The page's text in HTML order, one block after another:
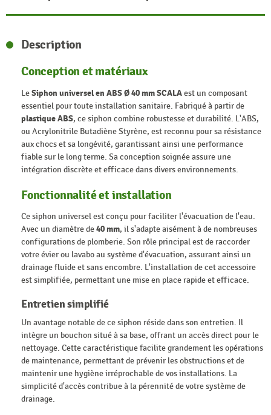
Description
Conception et matériaux
LeSiphon universel en ABS Ø 40 mm SCALAest un composant
essentiel pour toute installation sanitaire. Fabriqué à partir de
plastique ABS, ce siphon combine robustesse et durabilité. L'ABS,
ou Acrylonitrile Butadiène Styrène, est reconnu pour sa résistance
aux chocs et sa longévité, garantissant ainsi une performance
fiable sur le long terme. Sa conception soignée assure une
intégration discrète et efficace dans divers environnements.
Fonctionnalité et installation
Ce siphon universel est conçu pour faciliter l'évacuation de l'eau.
Avec un diamètre de40 mm, il s'adapte aisément à de nombreuses
configurations de plomberie. Son rôle principal est de raccorder
votre évier ou lavabo au système d'évacuation, assurant ainsi un
drainage fluide et sans encombre. L'installation de cet accessoire
est simplifiée, permettant une mise en place rapide et efficace.
Entretien simplifié
Un avantage notable de ce siphon réside dans son entretien. Il
intègre un bouchon situé à sa base, offrant un accès direct pour le
nettoyage. Cette caractéristique facilite grandement les opérations
de maintenance, permettant de prévenir les obstructions et de
maintenir une hygiène irréprochable de vos installations. La
simplicité d'accès contribue à la pérennité de votre système de
drainage.